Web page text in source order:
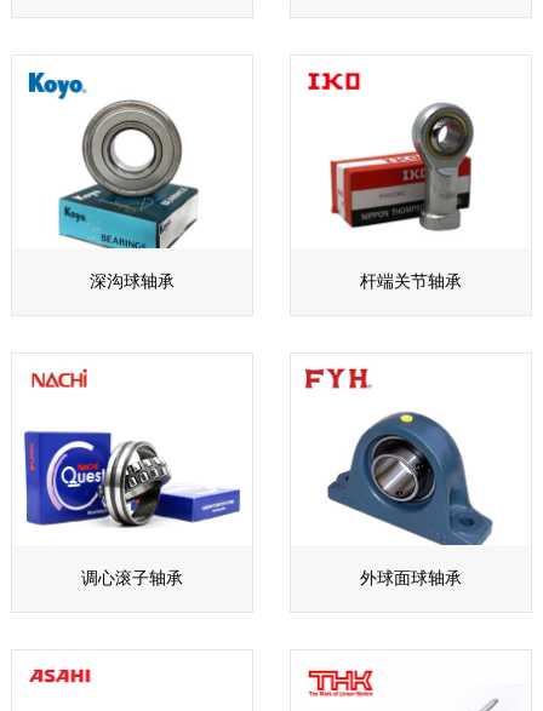
深沟球轴承 杆端关节轴承
调心滚子轴承 外球面球轴承